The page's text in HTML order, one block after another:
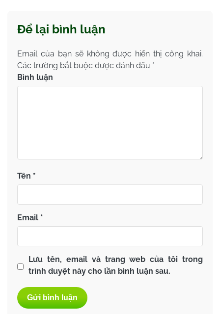
Để lại bình luận
Email của bạn sẽ không được hiển thị công khai.
Các trường bắt buộc được đánh dấu *
Bình luận
Tên *
Email *
Lưu tên, email và trang web của tôi trong
trình duyệt này cho lần bình luận sau.